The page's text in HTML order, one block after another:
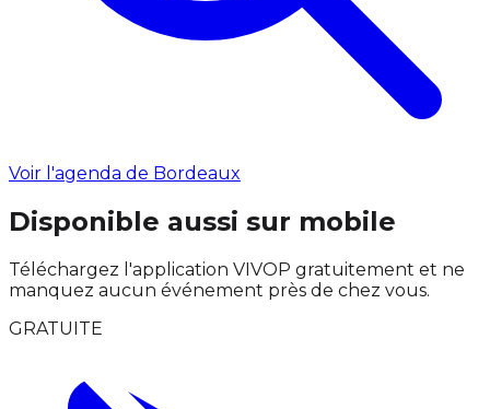
Voir l'agenda de Bordeaux
Disponible aussi sur mobile
Téléchargez l'application VIVOP gratuitement et ne
manquez aucun événement près de chez vous.
GRATUITE